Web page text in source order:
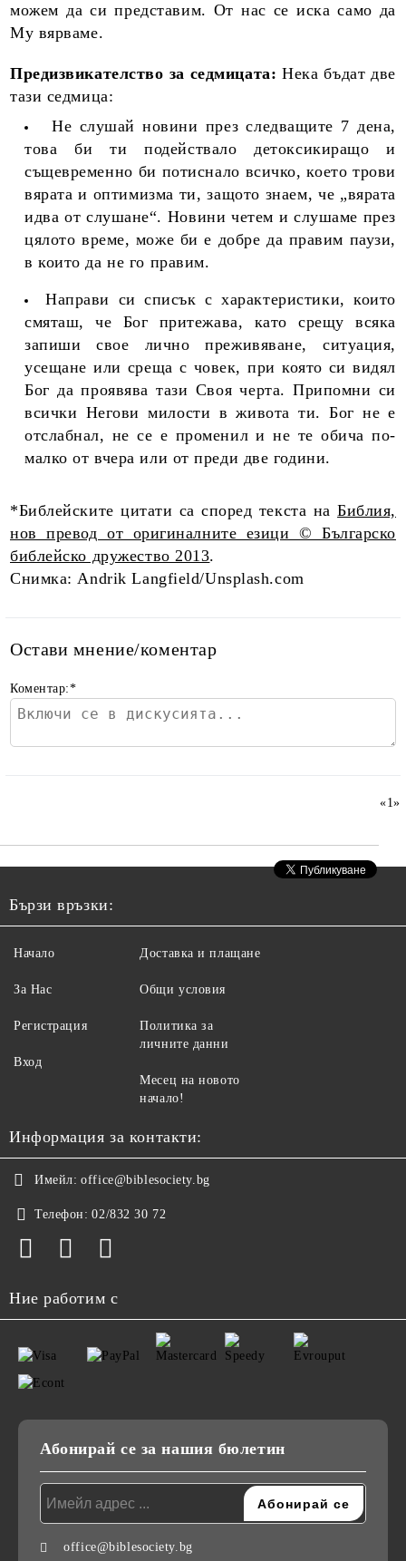
можем да си представим. От нас се иска само да
Му вярваме.
Предизвикателство за седмицата: Нека бъдат две
тази седмица:
Не слушай новини през следващите 7 дена,
това би ти подействало детоксикиращо и
същевременно би потиснало всичко, което трови
вярата и оптимизма ти, защото знаем, че „вярата
идва от слушане“. Новини четем и слушаме през
цялото време, може би е добре да правим паузи,
в които да не го правим.
Направи си списък с характеристики, които
смяташ, че Бог притежава, като срещу всяка
запиши свое лично преживяване, ситуация,
усещане или среща с човек, при която си видял
Бог да проявява тази Своя черта. Припомни си
всички Негови милости в живота ти. Бог не е
отслабнал, не се е променил и не те обича по-
малко от вчера или от преди две години.
*Библейските цитати са според текста наБиблия,
нов превод от оригиналните езици © Българско
библейско дружество 2013.
Снимка: Andrik Langfield/Unsplash.com
Остави мнение/коментар
Коментар:*
«1»
Бързи връзки:
Начало
За Нас
Регистрация
Вход
Доставка и плащане
Общи условия
Политика за
личните данни
Месец на новото
начало!
Информация за контакти:
Имейл: office@biblesociety.bg
Телефон: 02/832 30 72
Ние работим с
Абонирай се за нашия бюлетин
office@biblesociety.bg